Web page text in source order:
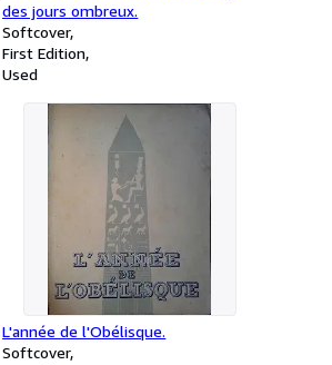
des jours ombreux.
Softcover
First Edition
Used
L'année de l'Obélisque.
Softcover